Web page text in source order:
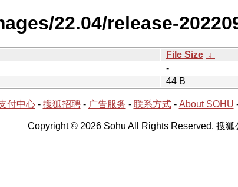
22.04/release-
File Size ↓
-
44 B
付中心- 搜狐招聘- 广告服务 - 联系方式- About SOHU
Copyright © 2026 Sohu All Rights Reserved. 搜狐